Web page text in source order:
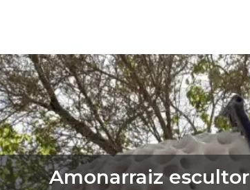
Amonarraiz escultor